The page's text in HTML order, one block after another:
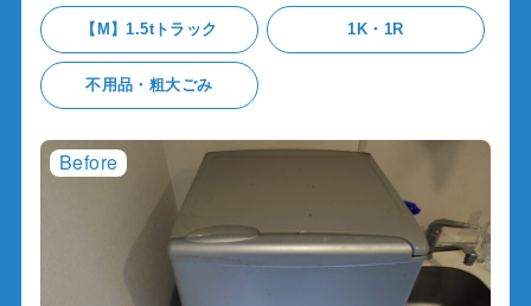
【M】1.5tトラック 1K・1R
不用品・粗大ごみ